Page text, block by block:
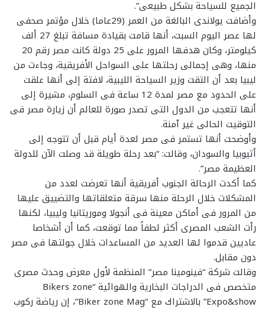
الجميع للسياحة بشكل طبيعى”.
وأضافت يولاندى البالغة من العمر (29عاما) خلال مؤتمر صحفى
لها عصر اليوم السبت، أنها قامت بقيادة مسافة تبلغ 27 ألف
كيلومتر، وكان هدفها المرور على 25 دولة كانت مصر رقم 20
منها، وهى إجمالى رحلتها على السواحل الأفريقية، وجاءت من
ليبيا بعد أن التقت وزير السياحة الليبية، لافتة إلى أنها علقت
على الحدود مع مصر لمدة 12 ساعة فى السلوم، مشيرة إلى
أنها تتعجب من الدول التى تصدر صورة للعالم أن زيارة مصر فى
التوقيت الحالى غير آمنة.
وأوضحت أنها تستمر فى مصر لعدة أيام قبل أن تتوجه إلى
أثيوبيا والسودان، وقالت: “بعد رحلة طويلة قد وصلت الآن للدولة
العظيمة مصر”.
كما أكدت الرحالة الجنوب أفريقية أنها تعرضت لعدد من
المشكلات خلال الرحلة منها سرقة متعلقاتها والتضييق عليها
من المرور فى أماكن معينة فى أنجولا وموريتانيا وليبيا، لكنها
رأت الشعب المصرى أكثر لطفاً مما توقعت، كما أن أشخاصا
عاديين قدموا لها العديد من المساعدات خلال جولتها فى مصر
دون مقابل.
وقالت شركة “فينومينا مصر” المنظمة لأول معرض وحدث مصرى
متخصص فى الدراجات البخارية والهوائية “Bikers zone
Expo&show” بالاشتراك مع “Biker zone Mag”، إن رياضة ركوب